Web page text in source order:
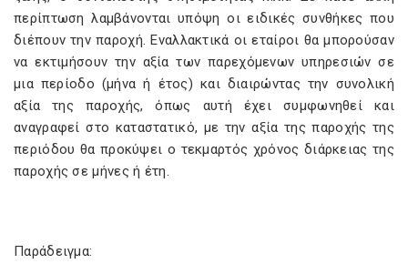
περίπτωση λαμβάνονται υπόψη οι ειδικές συνθήκες που
διέπουν την παροχή. Εναλλακτικά οι εταίροι θα μπορούσαν
να εκτιμήσουν την αξία των παρεχόμενων υπηρεσιών σε
μια περίοδο (μήνα ή έτος) και διαιρώντας την συνολική
αξία της παροχής, όπως αυτή έχει συμφωνηθεί και
αναγραφεί στο καταστατικό, με την αξία της παροχής της
περιόδου θα προκύψει ο τεκμαρτός χρόνος διάρκειας της
παροχής σε μήνες ή έτη.
Παράδειγμα: